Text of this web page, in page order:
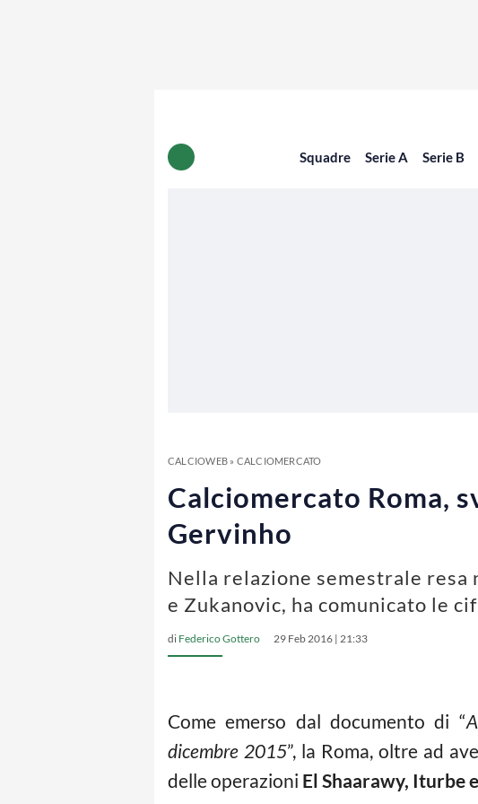
Squadre Serie A Serie B
CALCIOWEB» CALCIOMERCATO
Calciomercato Roma,
Gervinho
Nella relazione semestrale
e Zukanovic, ha comunicato le
di Federico Gottero 29 Feb 2016 | 21:33
Come emerso dal documento di “
dicembre 2015”, la Roma, oltre ad
delle operazioni El Shaarawy, Iturbe